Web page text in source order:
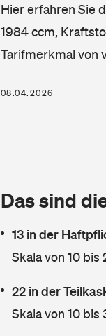
Hier erfahren Sie
1984 ccm,
Tarifmerkmal von
08.04.2026
Das sind
13 in der
Skala von 10 bis
22 in der
Skala von 10 bis